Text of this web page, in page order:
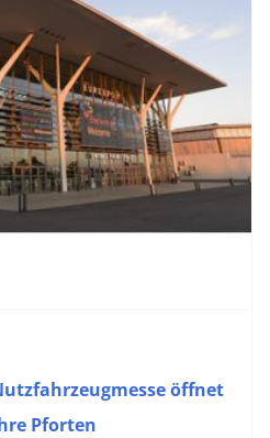
öffnet
Pforten